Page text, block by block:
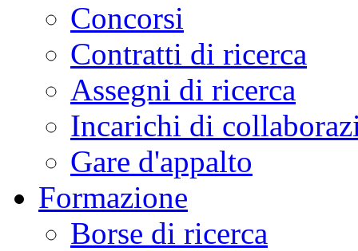
Concorsi
Contratti di ricerca
Assegni di ricerca
Incarichi di
Gare d'appalto
Formazione
Borse di ricerca